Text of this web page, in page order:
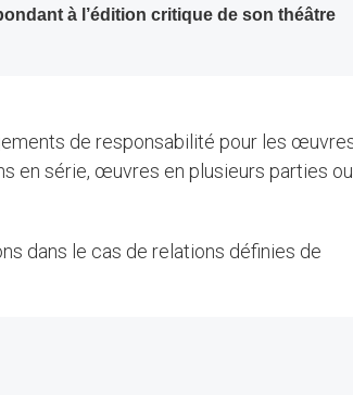
à l’édition critique de son théâtre
en série, œuvres en plusieurs parties ou